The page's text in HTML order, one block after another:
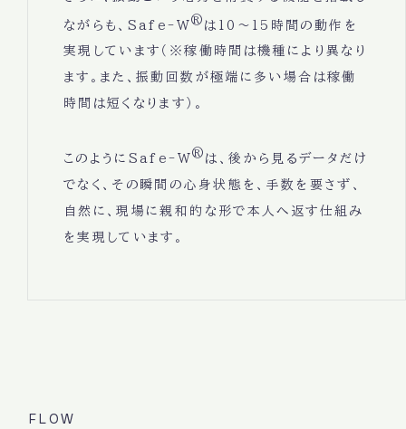
ながらも、Safe-W® は10～15時間の動作を
実現しています（※稼働時間は機種により異なり
ます。また、振動回数が極端に多い場合は稼働
時間は短くなります）。
このようにSafe-W ® は、後から見るデータだけ
でなく、その瞬間の心身状態を、手数を要さず、
自然に、現場に親和的な形で本人へ返す仕組み
を実現しています。
FLOW